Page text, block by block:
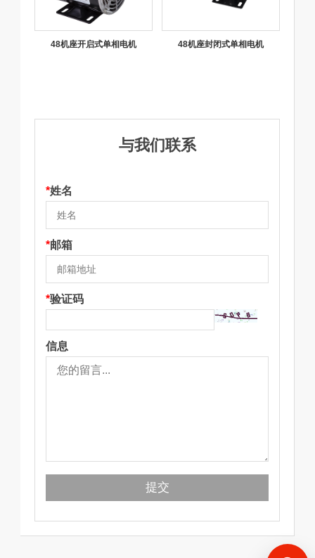
48机座开启式单相电机 48机座封闭式单相电机
与我们联系
*姓名
*邮箱
*验证码
信息